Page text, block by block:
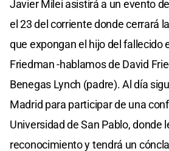
Javier Milei asistirá a un evento
el 23 del corriente donde cerrará
que expongan el hijo del fallecido
Friedman -hablamos de David
Benegas Lynch (padre). Al día
Madrid para participar de una
Universidad de San Pablo, donde
reconocimiento y tendrá un